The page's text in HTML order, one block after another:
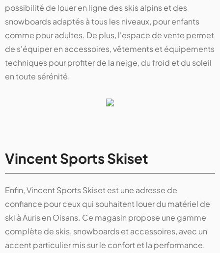
possibilité de louer en ligne des skis alpins et des
snowboards adaptés à tous les niveaux, pour enfants
comme pour adultes. De plus, l'espace de vente permet
de s'équiper en accessoires, vêtements et équipements
techniques pour profiter de la neige, du froid et du soleil
en toute sérénité.
Vincent Sports Skiset
Enfin, Vincent Sports Skiset est une adresse de
confiance pour ceux qui souhaitent louer du matériel de
ski à Auris en Oisans. Ce magasin propose une gamme
complète de skis, snowboards et accessoires, avec un
accent particulier mis sur le confort et la performance.